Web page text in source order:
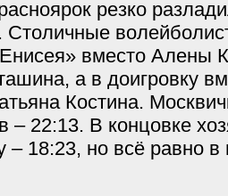
резко
Столичные
вместо Алены
а в доигровку
Костина.
– 22:13. В концовке
– 18:23, но всё равно в